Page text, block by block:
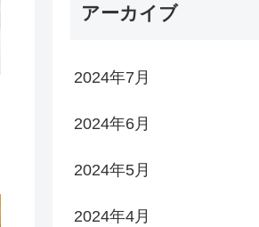
アーカイブ
2024年7月
2024年6月
2024年5月
2024年4月